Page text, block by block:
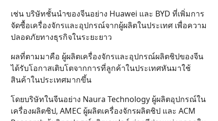
เช่น บริษัทชั้นนำของจีนอย่าง Huawei และ BYD ที่เพิ่มการ
จัดซื้อเครื่องจักรและอุปกรณ์จากผู้ผลิตในประเทศ เพื่อความ
ปลอดภัยทางธุรกิจในระยะยาว
ผลที่ตามมาคือ ผู้ผลิตเครื่องจักรและอุปกรณ์ผลิตชิปของจีน
ได้รับโอกาสเติบโตจากการที่ลูกค้าในประเทศหันมาใช้
สินค้าในประเทศมากขึ้น
โดยบริษัทในจีนอย่าง Naura Technology ผู้ผลิตอุปกรณ์ใน
เครื่องผลิตชิป, AMEC ผู้ผลิตเครื่องจักรผลิตชิป และ ACM